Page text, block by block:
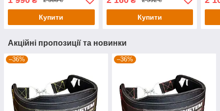
Купити Купити
Акційні пропозиції та новинки
–36% –36%